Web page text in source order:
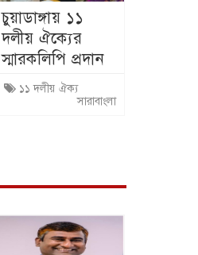
চুয়াডাঙ্গায় ১১
দলীয় ঐক্যের
স্মারকলিপি প্রদান
১১ দলীয় ঐক্য
সারাবাংলা